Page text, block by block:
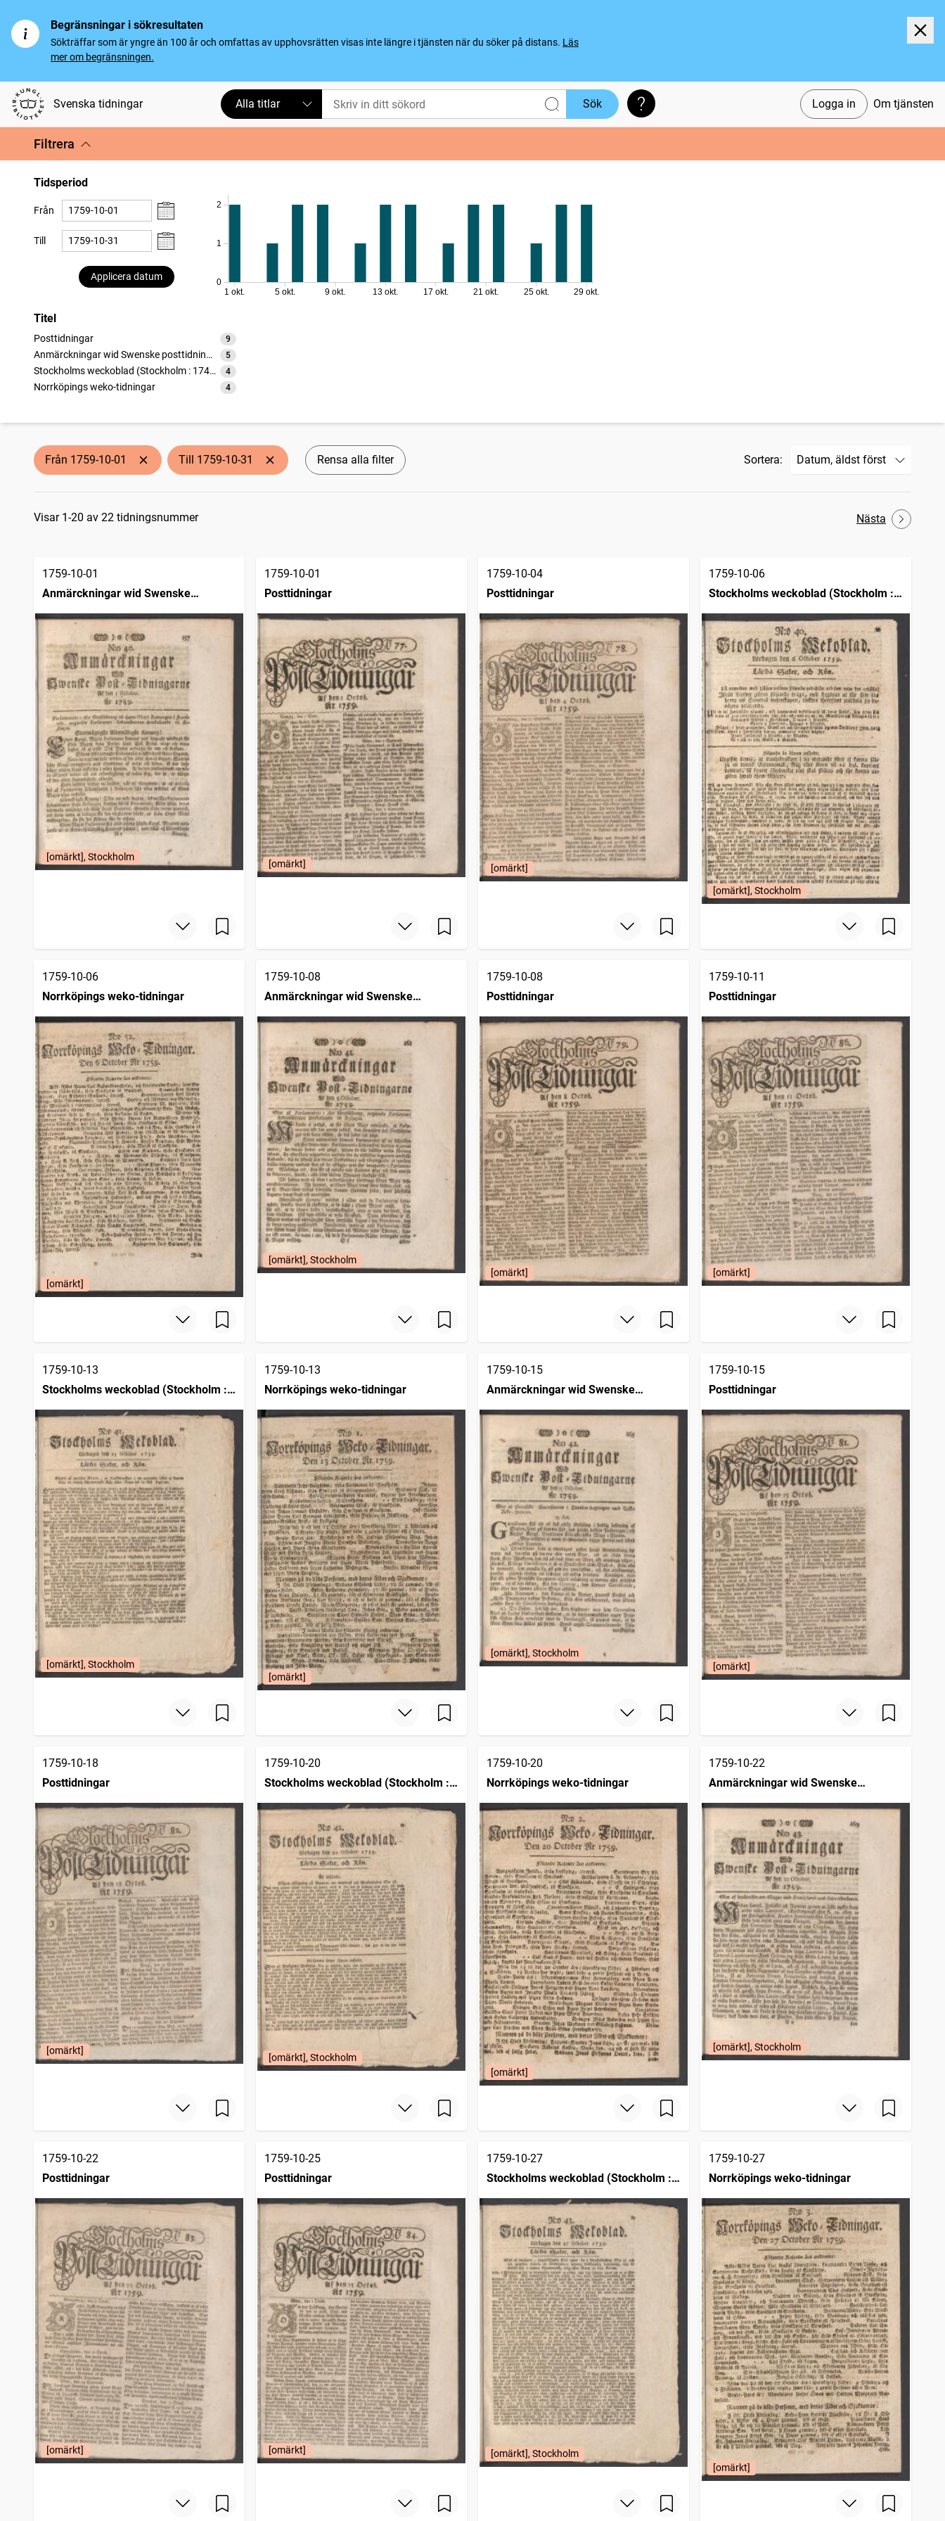
Begränsningar i sökresultaten
Sökträffar som är yngre än 100 år och omfattas av upphovsrätten visas inte längre i tjänsten när du söker på distans. Läs
mer om begränsningen.
Svenska tidningar Logga in Om tjänsten
Alla titlar Sök Söktips
Filtrera
Tidsperiod
Från
Till
Applicera datum
0
1
2
1 okt. 5 okt. 9 okt. 13 okt. 17 okt. 21 okt. 25 okt. 29 okt.
Titel
Posttidningar 9
träffar
Anmärckningar wid Swenske posttidningarne
5
träffar
Stockholms weckoblad (Stockholm : 1745)
4
träffar
Norrköpings weko-tidningar
4
träffar
Från 1759-10-01 Till 1759-10-31 Rensa alla filter Sortera:
Sökresultat
Visar 1-20 av 22 tidningsnummer Nästa
1759-10-01
Anmärckningar wid Swenske
posttidningarne
[omärkt], Stockholm
1759-10-01
Posttidningar
[omärkt]
1759-10-04
Posttidningar
[omärkt]
1759-10-06
Stockholms weckoblad (Stockholm :
1745)
[omärkt], Stockholm
1759-10-06
Norrköpings weko-tidningar
[omärkt]
1759-10-08
Anmärckningar wid Swenske
posttidningarne
[omärkt], Stockholm
1759-10-08
Posttidningar
[omärkt]
1759-10-11
Posttidningar
[omärkt]
1759-10-13
Stockholms weckoblad (Stockholm :
1745)
[omärkt], Stockholm
1759-10-13
Norrköpings weko-tidningar
[omärkt]
1759-10-15
Anmärckningar wid Swenske
posttidningarne
[omärkt], Stockholm
1759-10-15
Posttidningar
[omärkt]
1759-10-18
Posttidningar
[omärkt]
1759-10-20
Stockholms weckoblad (Stockholm :
1745)
[omärkt], Stockholm
1759-10-20
Norrköpings weko-tidningar
[omärkt]
1759-10-22
Anmärckningar wid Swenske
posttidningarne
[omärkt], Stockholm
1759-10-22
Posttidningar
[omärkt]
1759-10-25
Posttidningar
[omärkt]
1759-10-27
Stockholms weckoblad (Stockholm :
[omärkt], Stockholm
1759-10-27
Norrköpings weko-tidningar
[omärkt]